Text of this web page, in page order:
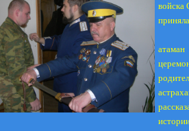
войска